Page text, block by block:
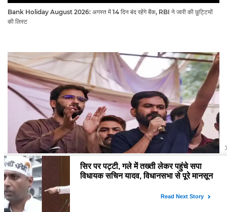
Bank Holiday August 2026: अगस्त में 14 दिन बंद रहेंगे बैंक, RBI ने जारी की छुट्टियों
की लिस्ट​​​​​​​
सरकार से बातचीत के बाद CJP ने खत्म किया प्रोटेस्ट, FIR वापसी समेत कई मांगों पर बनी सहमति